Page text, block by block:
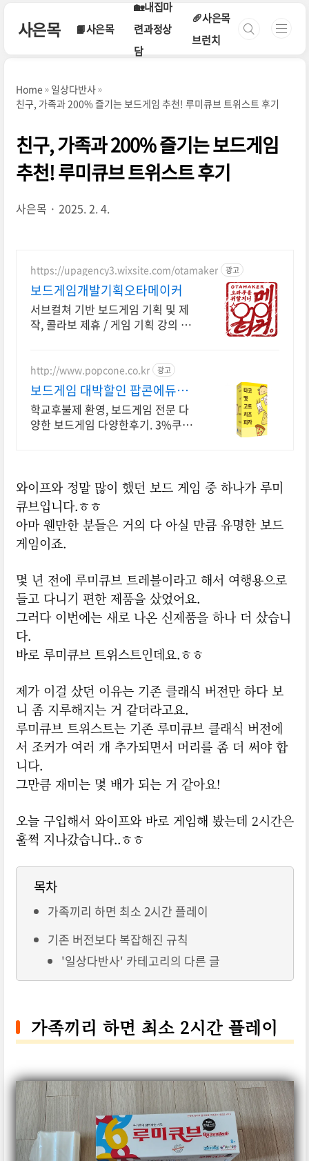
사은목 📙사은목
🏡내집마
련과정상
담
🥖사은목
브런치
Home
일상다반사
친구, 가족과 200% 즐기는 보드게임 추천! 루미큐브 트위스트 후기
친구, 가족과 200% 즐기는 보드게임
추천! 루미큐브 트위스트 후기
사은목 2025. 2. 4.
https://upagency3.wixsite.com/otamaker 광고
보드게임개발기획오타메이커
서브컬쳐 기반 보드게임 기획 및 제
작, 콜라보 제휴 / 게임 기획 강의 진
http://www.popcone.co.kr 광고
보드게임 대박할인 팝콘에듀
No.1 보드게임 플랫폼
학교후불제 환영, 보드게임 전문 다
양한 보드게임 다양한후기. 3%쿠폰
와이프와 정말 많이 했던 보드 게임 중 하나가 루미
큐브입니다.ㅎㅎ
아마 웬만한 분들은 거의 다 아실 만큼 유명한 보드
게임이죠.
몇 년 전에 루미큐브 트레블이라고 해서 여행용으로
들고 다니기 편한 제품을 샀었어요.
그러다 이번에는 새로 나온 신제품을 하나 더 샀습니
다.
바로 루미큐브 트위스트인데요.ㅎㅎ
제가 이걸 샀던 이유는 기존 클래식 버전만 하다 보
니 좀 지루해지는 거 같더라고요.
루미큐브 트위스트는 기존 루미큐브 클래식 버전에
서 조커가 여러 개 추가되면서 머리를 좀 더 써야 합
니다.
그만큼 재미는 몇 배가 되는 거 같아요!
오늘 구입해서 와이프와 바로 게임해 봤는데 2시간은
훌쩍 지나갔습니다..ㅎㅎ
목차
가족끼리 하면 최소 2시간 플레이
기존 버전보다 복잡해진 규칙
'일상다반사' 카테고리의 다른 글
가족끼리 하면 최소 2시간 플레이